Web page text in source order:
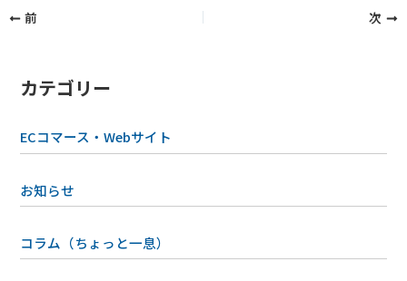
前 次
カテゴリー
ECコマース・Webサイト
お知らせ
コラム（ちょっと一息）